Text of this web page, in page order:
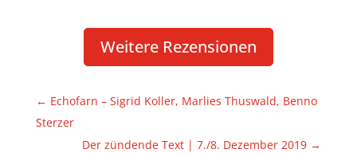
Weitere Rezen­sionen
← Echo­farn – Sigrid Koller, Marlies Thus­wald, Benno
Sterzer
Der zündende Text | 7./8. Dezember 2019 →